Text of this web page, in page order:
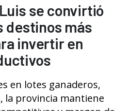
se convirtió
destinos más
invertir en
en lotes ganaderos,
la provincia mantiene